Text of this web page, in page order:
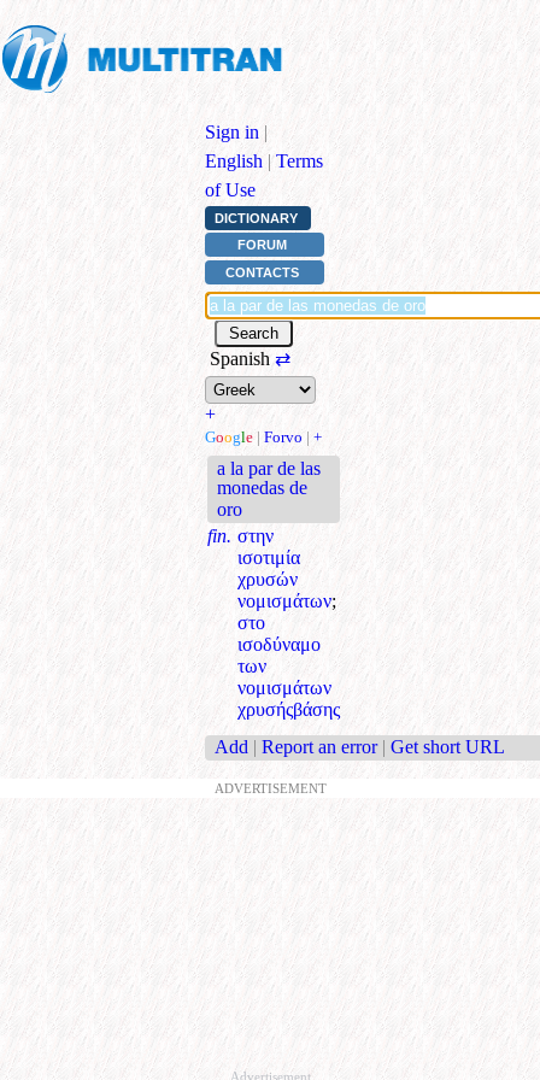
Sign in |
English | Terms
of Use
DICTIONARY
FORUM
CONTACTS
Spanish ⇄
+
Google | Forvo | +
a la par de las
monedas de
oro
fin. στην
ισοτιμία
χρυσών
νομισμάτων;
στο
ισοδύναμο
των
νομισμάτων
χρυσήςβάσης
Add | Report an error | Get short URL
ADVERTISEMENT
Advertisement